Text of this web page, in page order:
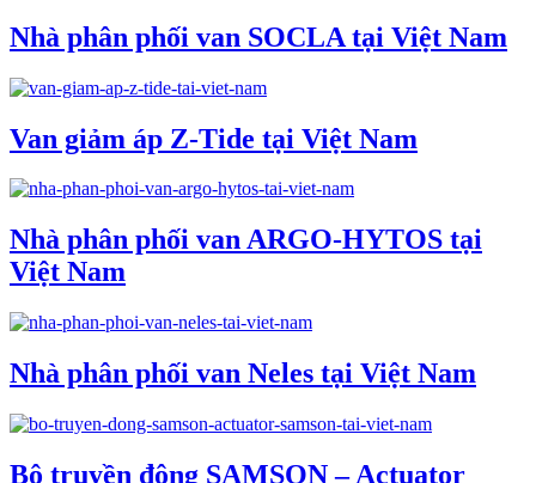
Nhà phân phối van SOCLA tại Việt Nam
Van giảm áp Z-Tide tại Việt Nam
Nhà phân phối van ARGO-HYTOS tại
Việt Nam
Nhà phân phối van Neles tại Việt Nam
Bộ truyền động SAMSON – Actuator